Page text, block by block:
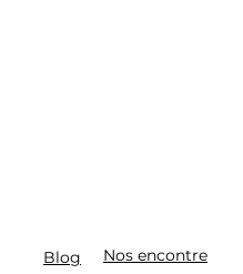
Blog Nos encontre